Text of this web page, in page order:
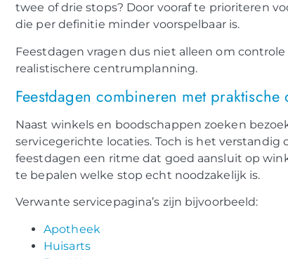
twee of drie stops? Door vooraf te prioriteren
die per definitie minder voorspelbaar is.
Feestdagen vragen dus niet alleen om
realistischere centrumplanning.
Feestdagen combineren met praktische
Naast winkels en boodschappen zoeken
servicegerichte locaties. Toch is het
feestdagen een ritme dat goed aansluit op
te bepalen welke stop echt noodzakelijk is.
Verwante servicepagina’s zijn bijvoorbeeld:
Apotheek
Huisarts